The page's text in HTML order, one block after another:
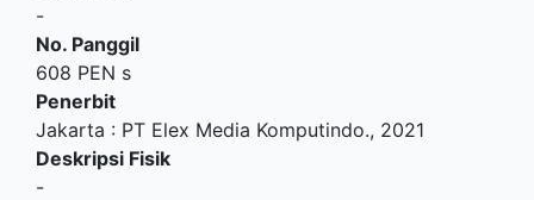
-
No. Panggil
608 PEN s
Penerbit
Jakarta : PT Elex Media Komputindo., 2021
Deskripsi Fisik
-